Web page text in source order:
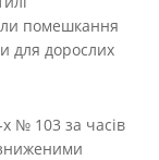
помешкання
для дорослих
№ 103 за часів